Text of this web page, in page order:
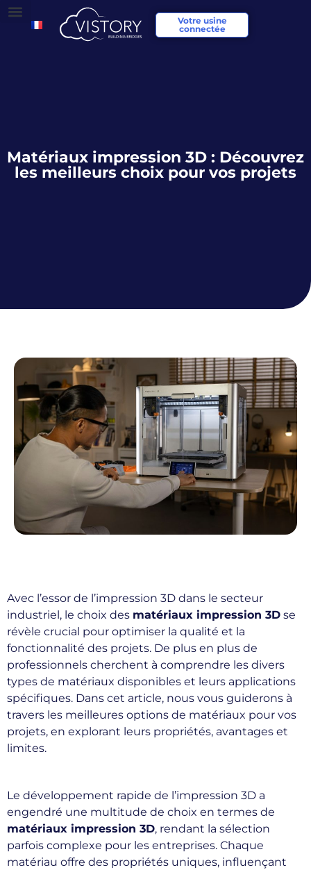
Votre usine
connectée
Matériaux impression 3D : Découvrez
les meilleurs choix pour vos projets
Avec l’essor de l’impression 3D dans le secteur
industriel, le choix des matériaux impression 3D se
révèle crucial pour optimiser la qualité et la
fonctionnalité des projets. De plus en plus de
professionnels cherchent à comprendre les divers
types de matériaux disponibles et leurs applications
spécifiques. Dans cet article, nous vous guiderons à
travers les meilleures options de matériaux pour vos
projets, en explorant leurs propriétés, avantages et
limites.
Le développement rapide de l’impression 3D a
engendré une multitude de choix en termes de
matériaux impression 3D, rendant la sélection
parfois complexe pour les entreprises. Chaque
matériau offre des propriétés uniques, influençant